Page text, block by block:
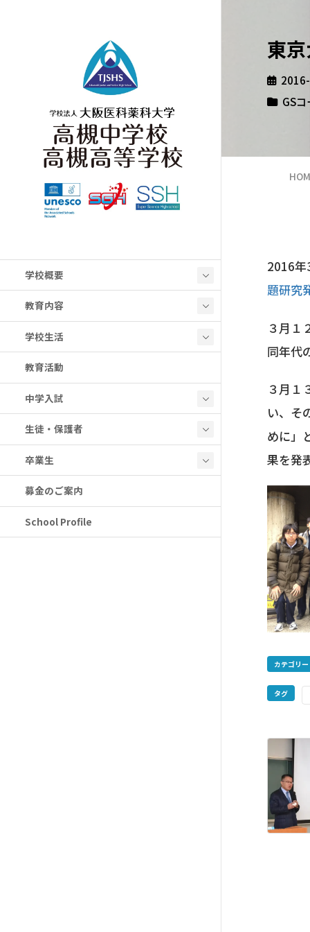
学校概要
教育内容
学校生活
教育活動
中学入試
生徒・保護者
卒業生
募金のご案内
School Profile
東
GS
2016
題研究
３月１
同年代
３月１
い、そ
めに」
果を発
カテゴリー
タグ